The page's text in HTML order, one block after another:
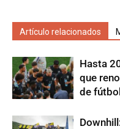
Artículo relacionados
Hasta
que
de